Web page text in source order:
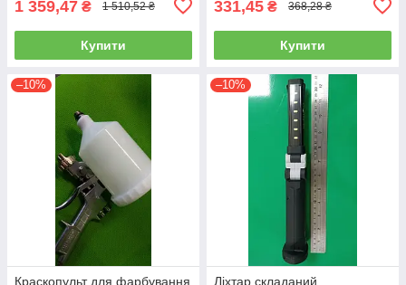
1 359,47 ₴ 1 510,52 ₴
Купити
331,45 ₴ 368,28 ₴
Купити
–10%
Краскопульт для фарбування
–10%
Ліхтар складаний